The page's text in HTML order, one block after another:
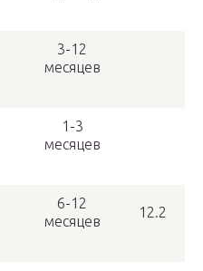
3-12
месяцев
1-3
месяцев
6-12
месяцев
12.2